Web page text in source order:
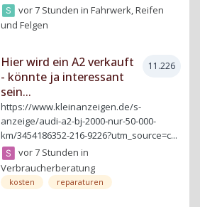
vor 7 Stunden inFahrwerk, Reifen
und Felgen
11.226
Hier wird ein A2 verkauft
- könnte ja interessant
sein...
https://www.kleinanzeigen.de/s-
anzeige/audi-a2-bj-2000-nur-50-000-
km/3454186352-216-9226?utm_source=c...
vor 7 Stunden in
Verbraucherberatung
kosten reparaturen